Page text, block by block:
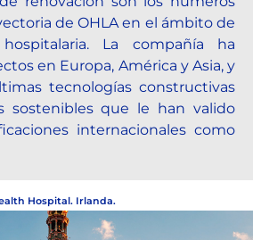
de OHLA en el ámbito de
La compañía ha
en Europa, América y Asia, y
tecnologías constructivas
sostenibles que le han valido
internacionales como
Hospital. Irlanda.